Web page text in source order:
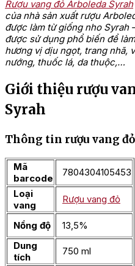
Rượu vang đỏ Arboleda Syrah
của nhà sản xuất rượu
được làm từ giống nho Syrah
được sử dụng phổ biến để
hương vị dịu ngọt, trang nhã,
nướng, thuốc lá, da thuộc,…
Giới thiệu rượu
Syrah
Thông tin rượu vang
Mã
barcode
7804304105453
Loại
vang
Rượu vang đỏ
Nồng độ
13,5%
Dung
tích
750 ml